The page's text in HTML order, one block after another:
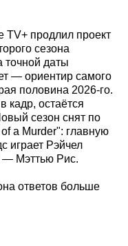
TV+ продлил проект
сезона
точной даты
— ориентир самого
половина 2026-го.
кадр, остаётся
сезон снят по
a Murder": главную
играет Рэйчел
— Мэттью Рис.
ответов больше